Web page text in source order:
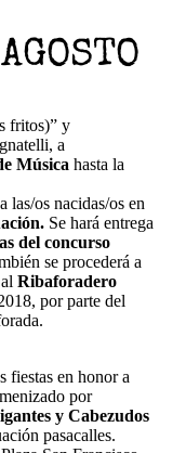
fritos)” y
a
Música hasta la
las/os nacidas/os en
Se hará entrega
del concurso
se procederá a
Ribaforadero
por parte del
fiestas en honor a
por
y Cabezudos
pasacalles.